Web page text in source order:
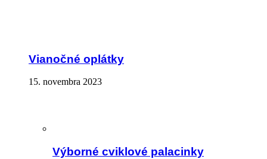
Vianočné oplátky
15. novembra 2023
Výborné cviklové palacinky